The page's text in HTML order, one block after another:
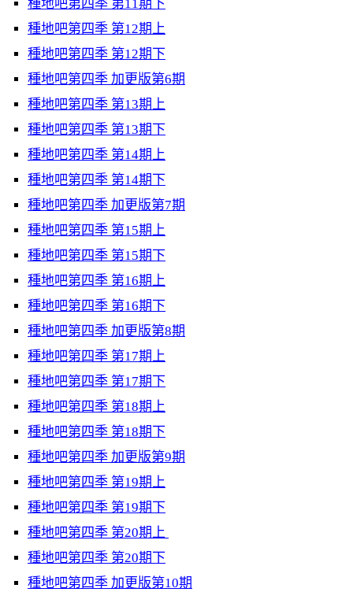
種地吧第四季 第11期下
種地吧第四季 第12期上
種地吧第四季 第12期下
種地吧第四季 加更版第6期
種地吧第四季 第13期上
種地吧第四季 第13期下
種地吧第四季 第14期上
種地吧第四季 第14期下
種地吧第四季 加更版第7期
種地吧第四季 第15期上
種地吧第四季 第15期下
種地吧第四季 第16期上
種地吧第四季 第16期下
種地吧第四季 加更版第8期
種地吧第四季 第17期上
種地吧第四季 第17期下
種地吧第四季 第18期上
種地吧第四季 第18期下
種地吧第四季 加更版第9期
種地吧第四季 第19期上
種地吧第四季 第19期下
種地吧第四季 第20期上
種地吧第四季 第20期下
種地吧第四季 加更版第10期